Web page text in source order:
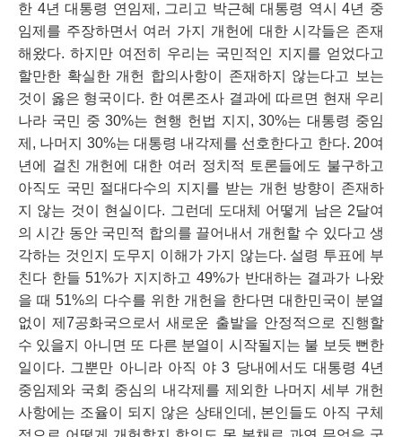
한 4년 대통령 연임제, 그리고 박근혜 대통령 역시 4년 중
임제를 주장하면서 여러 가지 개헌에 대한 시각들은 존재
해왔다. 하지만 여전히 우리는 국민적인 지지를 얻었다고
할만한 확실한 개헌 합의사항이 존재하지 않는다고 보는
것이 옳은 형국이다. 한 여론조사 결과에 따르면 현재 우리
나라 국민 중 30%는 현행 헌법 지지, 30%는 대통령 중임
제, 나머지 30%는 대통령 내각제를 선호한다고 한다. 20여
년에 걸친 개헌에 대한 여러 정치적 토론들에도 불구하고
아직도 국민 절대다수의 지지를 받는 개헌 방향이 존재하
지 않는 것이 현실이다. 그런데 도대체 어떻게 남은 2달여
의 시간 동안 국민적 합의를 끌어내서 개헌할 수 있다고 생
각하는 것인지 도무지 이해가 가지 않는다. 설령 투표에 부
친다 한들 51%가 지지하고 49%가 반대하는 결과가 나왔
을 때 51%의 다수를 위한 개헌을 한다면 대한민국이 분열
없이 제7공화국으로서 새로운 출발을 안정적으로 진행할
수 있을지 아니면 또 다른 분열이 시작될지는 불 보듯 뻔한
일이다. 그뿐만 아니라 아직 야 3 당내에서도 대통령 4년
중임제와 국회 중심의 내각제를 제외한 나머지 세부 개헌
사항에는 조율이 되지 않은 상태인데, 본인들도 아직 구체